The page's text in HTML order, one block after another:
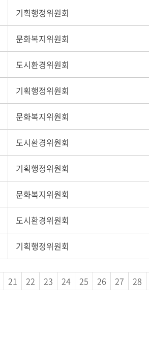
기획행정위원회
문화복지위원회
도시환경위원회
기획행정위원회
문화복지위원회
도시환경위원회
기획행정위원회
문화복지위원회
도시환경위원회
기획행정위원회
21 22 23 24 25 26 27 28